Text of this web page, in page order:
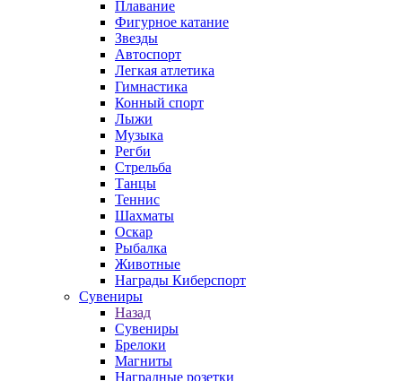
Плавание
Фигурное катание
Звезды
Автоспорт
Легкая атлетика
Гимнастика
Конный спорт
Лыжи
Музыка
Регби
Стрельба
Танцы
Теннис
Шахматы
Оскар
Рыбалка
Животные
Награды Киберспорт
Сувениры
Назад
Сувениры
Брелоки
Магниты
Наградные розетки